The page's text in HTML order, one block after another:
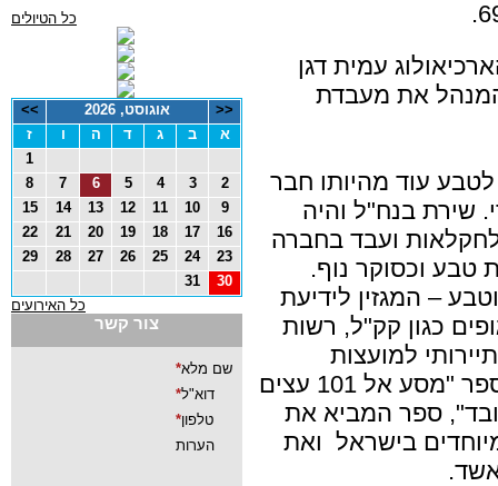
עמית דגן
המנהל את מעבדת
עוד מהיותו חבר
שירת בנח"ל והיה
ועבד בחברה
טבע וכסוקר נוף.
– המגזין לידיעת
כגון קק"ל, רשות
למועצות
אזוריות ולגופים שונים. כתב את הספר "מסע אל 101 עצים
ספר המביא את
ואת
כל הטיולים
<< אוגוסט, 2026
>>
א
ב ג ד ה ו
ז
1
2
3
4
5
6
7
8
9
10
11
12
13
14
15
16
17
18
19
20
21
22
23
24
25
26
27
28
29
30
31
כל האירועים
צור קשר